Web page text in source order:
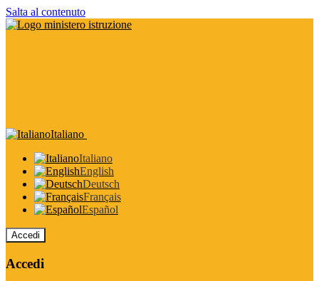
Salta al contenuto
Italiano
Italiano
English
Deutsch
Français
Español
Accedi
Accedi